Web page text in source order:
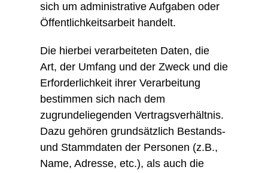
sich um administrative Aufgaben oder
Öffentlichkeitsarbeit handelt.
Die hierbei verarbeiteten Daten, die
Art, der Umfang und der Zweck und die
Erforderlichkeit ihrer Verarbeitung
bestimmen sich nach dem
zugrundeliegenden Vertragsverhältnis.
Dazu gehören grundsätzlich Bestands-
und Stammdaten der Personen (z.B.,
Name, Adresse, etc.), als auch die